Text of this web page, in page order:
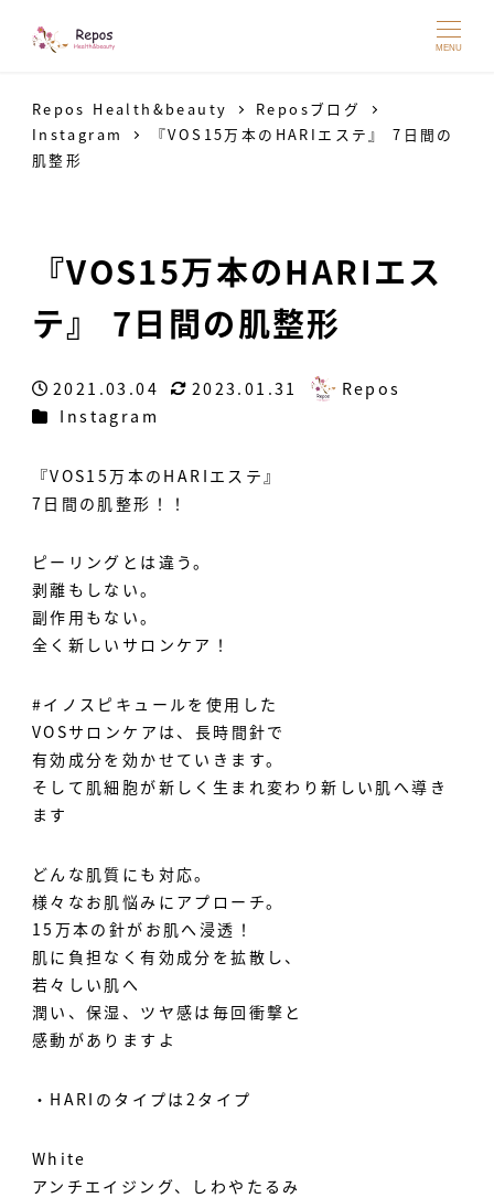
MENU
Repos Health&beauty
Reposブログ
Instagram
『VOS15万本のHARIエステ』 7日間の
肌整形
『VOS15万本のHARIエス
テ』 7日間の肌整形
投稿日
2021.03.04
更新日
2023.01.31
著
Repos
カテゴリー
Instagram
『VOS15万本のHARIエステ』
7日間の肌整形！！
ピーリングとは違う。
剥離もしない。
副作用もない。
全く新しいサロンケア！
#イノスピキュールを使用した
VOSサロンケアは、長時間針で
有効成分を効かせていきます。
そして肌細胞が新しく生まれ変わり新しい肌へ導き
ます
どんな肌質にも対応。
様々なお肌悩みにアプローチ。
15万本の針がお肌へ浸透！
肌に負担なく有効成分を拡散し、
若々しい肌へ
潤い、保湿、ツヤ感は毎回衝撃と
感動がありますよ️
・HARIのタイプは2タイプ
White
アンチエイジング、しわやたるみ